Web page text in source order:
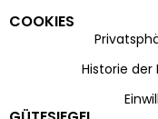
COOKIES
Historie der